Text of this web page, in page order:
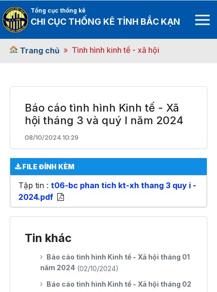
Tổng cục thống kê
CHI CỤC THỐNG KÊ TỈNH BẮC KẠN
Trang chủ Tình hình kinh tế - xã hội
Báo cáo tình hình Kinh tế - Xã
hội tháng 3 và quý I năm 2024
08/10/2024 10:29
FILE ĐÍNH KÈM
Tập tin : t06-bc phan tich kt-xh thang 3 quy i -
2024.pdf
Tin khác
Báo cáo tình hình Kinh tế - Xã hội tháng 01
năm 2024 (02/10/2024)
Báo cáo tình hình Kinh tế - Xã hội tháng 02